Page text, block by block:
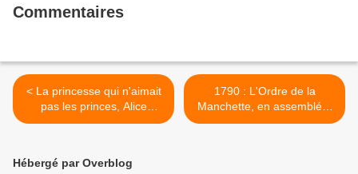
Commentaires
< La princesse qui n'aimait
pas les princes, Alice
Brière-Haquet et Lionel
1790 : L'Ordre de la
Manchette, en assemblée,
décrète >
Hébergé par Overblog